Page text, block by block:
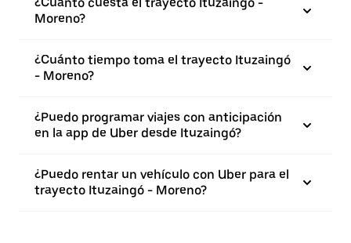
Moreno?
¿Cuánto tiempo toma el trayecto Ituzaingó
- Moreno?
¿Puedo programar viajes con anticipación
en la app de Uber desde Ituzaingó?
¿Puedo rentar un vehículo con Uber para el
trayecto Ituzaingó - Moreno?